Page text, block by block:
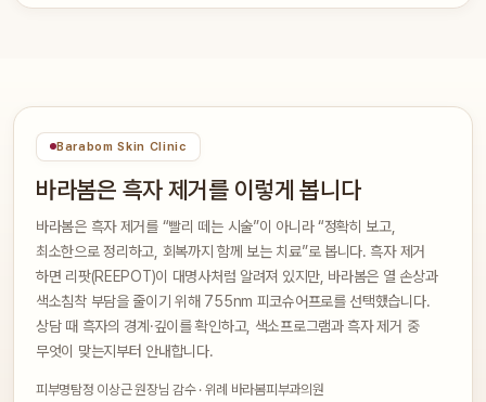
Barabom Skin Clinic
바라봄은 흑자 제거를 이렇게 봅니다
바라봄은 흑자 제거를 “빨리 떼는 시술”이 아니라 “정확히 보고,
최소한으로 정리하고, 회복까지 함께 보는 치료”로 봅니다. 흑자 제거
하면 리팟(REEPOT)이 대명사처럼 알려져 있지만, 바라봄은 열 손상과
색소침착 부담을 줄이기 위해 755nm 피코슈어프로를 선택했습니다.
상담 때 흑자의 경계·깊이를 확인하고, 색소프로그램과 흑자 제거 중
무엇이 맞는지부터 안내합니다.
피부명탐정 이상근 원장님 감수 · 위례 바라봄피부과의원